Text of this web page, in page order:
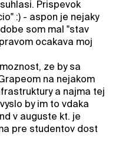
Prispevok
:) - aspon je nejaky
som mal "stav
ocakava moj
ze by sa
na nejakom
a najma tej
by im to vdaka
v auguste kt. je
pre studentov dost